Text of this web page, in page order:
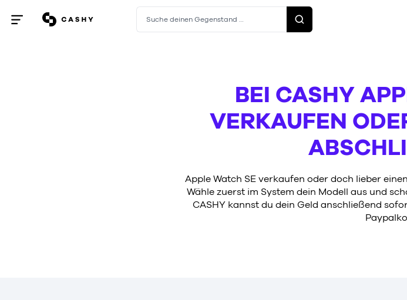
Menü
Suche deinen Gegenstand …
BEI CASHY
VERKAUFEN
Apple Watch SE verkaufen oder doch lieber
Wähle zuerst im System dein Modell aus und
CASHY kannst du dein Geld anschließend